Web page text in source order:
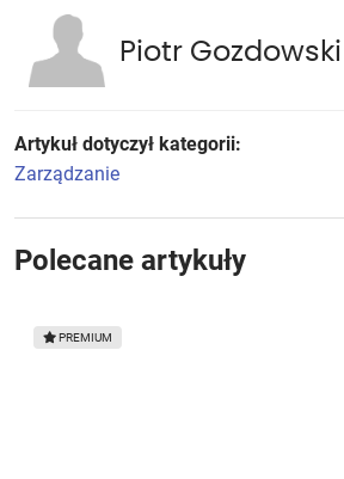
Piotr Gozdowski
Artykuł dotyczył kategorii:
Zarządzanie
Polecane artykuły
Bariery znikają powoli
PREMIUM